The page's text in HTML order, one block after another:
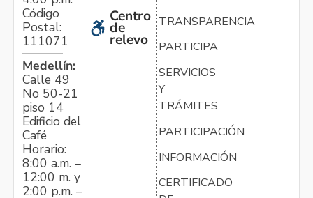
Código
Postal:
111071
Medellín:
Calle 49
No 50-21
piso 14
Edificio del
Café
Horario:
8:00 a.m. –
12:00 m. y
2:00 p.m. –
Centro
de
relevo
TRANSPARENCIA
PARTICIPA
SERVICIOS
Y
TRÁMITES
PARTICIPACIÓN
INFORMACIÓN
CERTIFICADO